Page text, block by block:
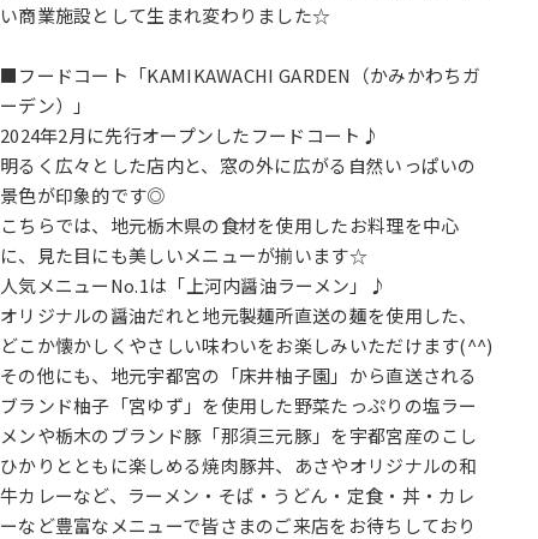
い商業施設として生まれ変わりました☆
■フードコート「KAMIKAWACHI GARDEN（かみかわちガ
ーデン）」
2024年2月に先行オープンしたフードコート♪
明るく広々とした店内と、窓の外に広がる自然いっぱいの
景色が印象的です◎
こちらでは、地元栃木県の食材を使用したお料理を中心
に、見た目にも美しいメニューが揃います☆
人気メニューNo.1は「上河内醤油ラーメン」♪
オリジナルの醤油だれと地元製麺所直送の麺を使用した、
どこか懐かしくやさしい味わいをお楽しみいただけます(^^)
その他にも、地元宇都宮の「床井柚子園」から直送される
ブランド柚子「宮ゆず」を使用した野菜たっぷりの塩ラー
メンや栃木のブランド豚「那須三元豚」を宇都宮産のこし
ひかりとともに楽しめる焼肉豚丼、あさやオリジナルの和
牛カレーなど、ラーメン・そば・うどん・定食・丼・カレ
ーなど豊富なメニューで皆さまのご来店をお待ちしており